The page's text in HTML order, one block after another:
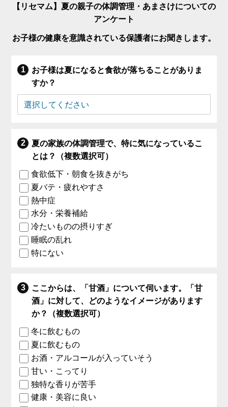
【リセマム】夏の親子の体調管理・あまさけについての
アンケート
お子様の健康を意識されている保護者にお聞きします。
お子様は夏になると食欲が落ちることがありま
すか？
夏の家族の体調管理で、特に気になっているこ
とは？（複数選択可）
食欲低下・朝食を抜きがち
夏バテ・疲れやすさ
熱中症
水分・栄養補給
冷たいものの摂りすぎ
睡眠の乱れ
特にない
ここからは、「甘酒」について伺います。「甘
酒」に対して、どのようなイメージがあります
か？（複数選択可）
冬に飲むもの
夏に飲むもの
お酒・アルコールが入っていそう
甘い・こってり
独特な香りが苦手
健康・美容に良い